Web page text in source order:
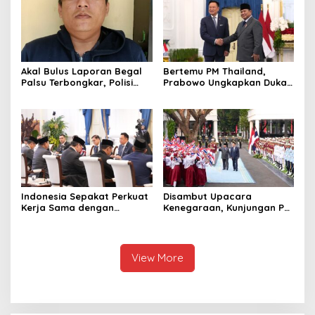
Akal Bulus Laporan Begal
Palsu Terbongkar, Polisi
Bertemu PM Thailand,
Prabowo Ungkapkan Duka
Raja Thailand
Indonesia Sepakat Perkuat
Kerja Sama dengan
Disambut Upacara
Kenegaraan, Kunjungan PM
View More